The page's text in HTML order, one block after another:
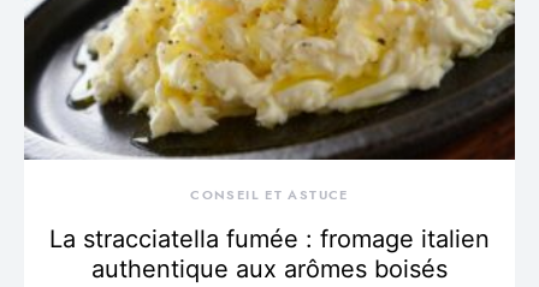
CONSEIL ET ASTUCE
La stracciatella fumée : fromage italien
authentique aux arômes boisés